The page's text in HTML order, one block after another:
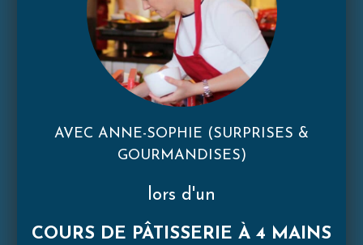
AVEC ANNE-SOPHIE (SURPRISES &
GOURMANDISES)
lors d'un
COURS DE PÂTISSERIE À 4 MAINS